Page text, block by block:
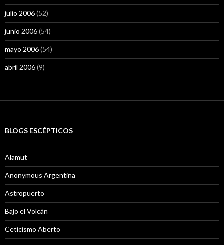
julio 2006(52)
junio 2006(54)
mayo 2006(54)
abril 2006(9)
BLOGS ESCÉPTICOS
Alamut
Anonymous Argentina
Astropuerto
Bajo el Volcán
Ceticismo Aberto